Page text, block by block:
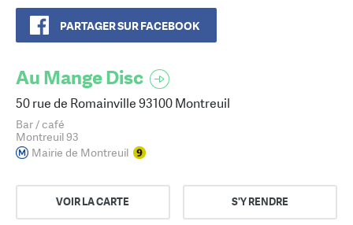
PARTAGER SUR FACEBOOK
Au Mange Disc
50 rue de Romainville 93100 Montreuil
Bar / café
Montreuil 93
Mairie de Montreuil
VOIR LA CARTE S'Y RENDRE